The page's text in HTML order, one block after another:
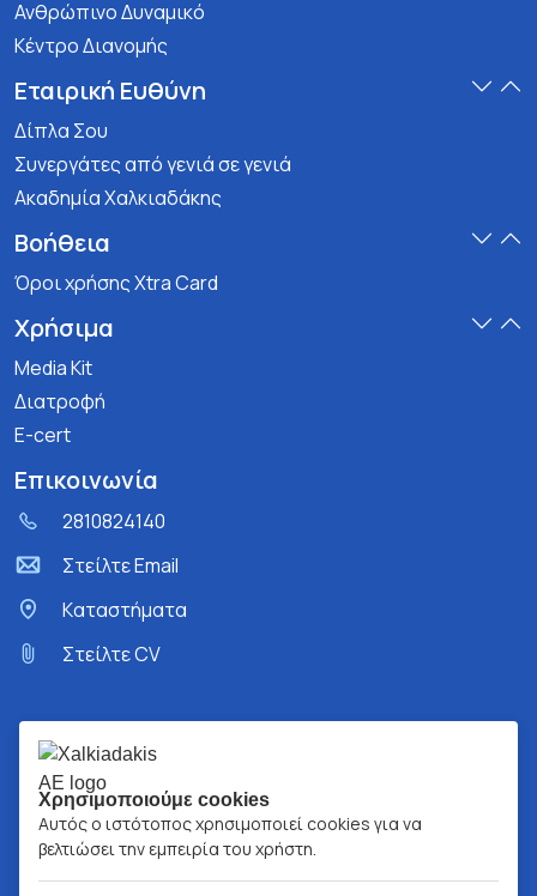
Ανθρώπινο Δυναμικό
Κέντρο Διανομής
Εταιρική Ευθύνη
Δίπλα Σου
Συνεργάτες από γενιά σε γενιά
Ακαδημία Χαλκιαδάκης
Βοήθεια
Όροι χρήσης Xtra Card
Χρήσιμα
Media Kit
Διατροφή
E-cert
Επικοινωνία
2810824140
Στείλτε Email
Kαταστήματα
Στείλτε CV
Χρησιμοποιούμε cookies
Αυτός ο ιστότοπος χρησιμοποιεί cookies για να
βελτιώσει την εμπειρία του χρήστη.